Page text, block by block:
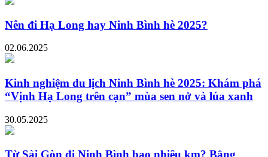
Nên đi Hạ Long hay Ninh Bình hè 2025?
02.06.2025
Kinh nghiệm du lịch Ninh Bình hè 2025: Khám phá
“Vịnh Hạ Long trên cạn” mùa sen nở và lúa xanh
30.05.2025